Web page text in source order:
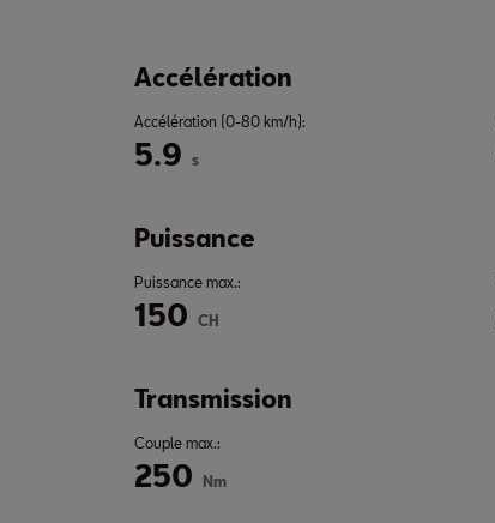
Accélération
Accélération (0-80 km/h):
5.9 s
Puissance
Puissance max.:
150 CH
Transmission
Couple max.:
250 Nm